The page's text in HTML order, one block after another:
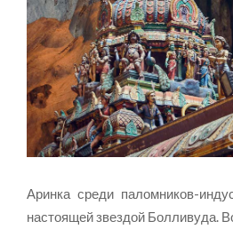
Аринка среди паломников-
настоящей звездой Болливуда.